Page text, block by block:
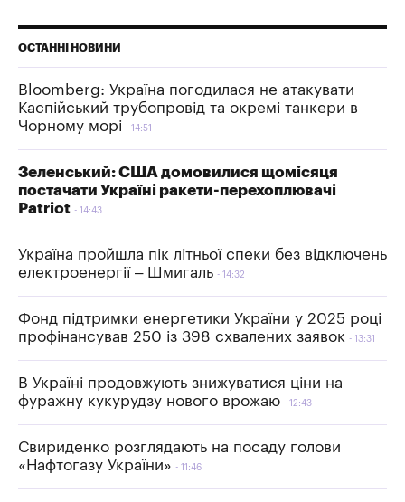
ОСТАННІ НОВИНИ
Bloomberg: Україна погодилася не атакувати
Каспійський трубопровід та окремі танкери в
Чорному морі
14:51
Зеленський: США домовилися щомісяця
постачати Україні ракети-перехоплювачі
Patriot
14:43
Україна пройшла пік літньої спеки без відключень
електроенергії – Шмигаль
14:32
Фонд підтримки енергетики України у 2025 році
профінансував 250 із 398 схвалених заявок
13:31
В Україні продовжують знижуватися ціни на
фуражну кукурудзу нового врожаю
12:43
Свириденко розглядають на посаду голови
«Нафтогазу України»
11:46